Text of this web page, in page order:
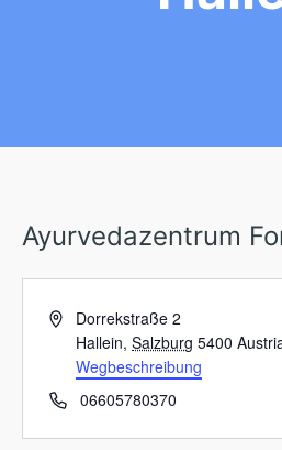
Ayurvedazentrum
A
e
s
Dorrekstraße 2
Hallein, Salzburg 5400
Wegbeschreibung
T
06605780370